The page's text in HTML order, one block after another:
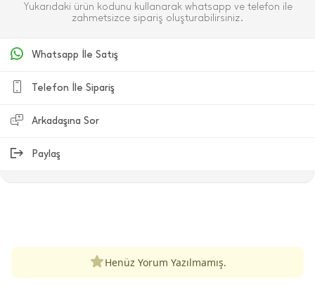
Yukarıdaki ürün kodunu kullanarak whatsapp ve telefon ile
zahmetsizce sipariş oluşturabilirsiniz.
Whatsapp İle Satış
Telefon İle Sipariş
Arkadaşına Sor
Paylaş
Henüz Yorum Yazılmamış.